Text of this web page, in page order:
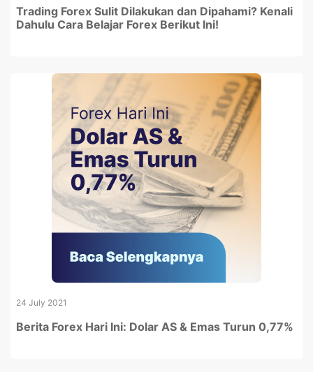
Trading Forex Sulit Dilakukan dan Dipahami? Kenali
Dahulu Cara Belajar Forex Berikut Ini!
24 July 2021
Berita Forex Hari Ini: Dolar AS & Emas Turun 0,77%